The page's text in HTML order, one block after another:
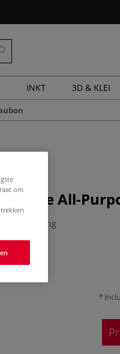
INKT 3D & KLEI
Free All-
0 Beoordeling
om